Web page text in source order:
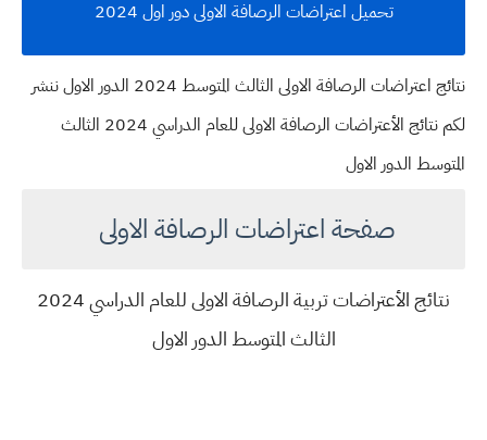
تحميل اعتراضات الرصافة الاولى دور اول 2024
نتائج اعتراضات الرصافة الاولى الثالث المتوسط 2024 الدور الاول ننشر
لكم نتائج الأعتراضات الرصافة الاولى للعام الدراسي 2024 الثالث
المتوسط الدور الاول
صفحة اعتراضات الرصافة الاولى
نتائج الأعتراضات تربية الرصافة الاولى للعام الدراسي 2024
الثالث المتوسط الدور الاول